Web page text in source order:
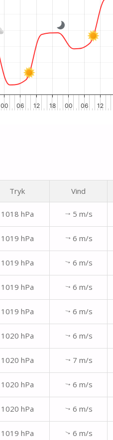
00 06 12 18 00 06 12
Tryk Vind
1018 hPa ↑5 m/s
1019 hPa ↑6 m/s
1019 hPa ↑6 m/s
1019 hPa ↑6 m/s
1019 hPa ↑6 m/s
1020 hPa ↑6 m/s
1020 hPa ↑7 m/s
1020 hPa ↑6 m/s
1020 hPa ↑6 m/s
1019 hPa ↑6 m/s